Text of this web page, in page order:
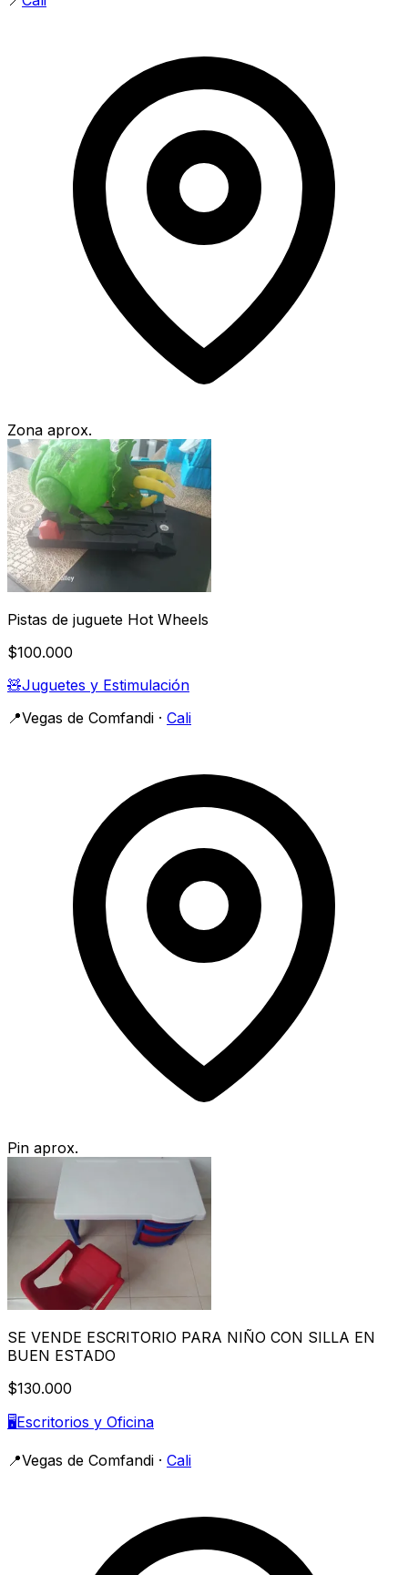
Zona aprox.
Pistas de juguete Hot Wheels
$100.000
🧸Juguetes y Estimulación
📍Vegas de Comfandi · Cali
Pin aprox.
SE VENDE ESCRITORIO PARA NIÑO CON SILLA EN
BUEN ESTADO
$130.000
🖥️Escritorios y Oficina
📍Vegas de Comfandi · Cali